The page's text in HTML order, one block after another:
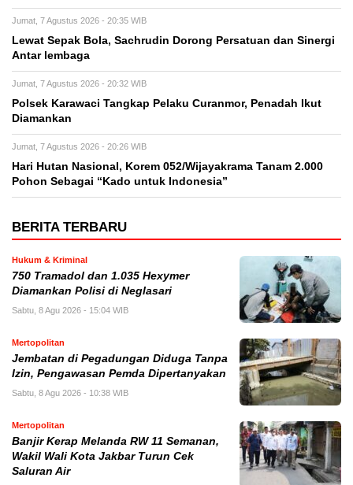
Jumat, 7 Agustus 2026 - 20:35 WIB
Lewat Sepak Bola, Sachrudin Dorong Persatuan dan Sinergi
Antar lembaga
Jumat, 7 Agustus 2026 - 20:32 WIB
Polsek Karawaci Tangkap Pelaku Curanmor, Penadah Ikut
Diamankan
Jumat, 7 Agustus 2026 - 20:26 WIB
Hari Hutan Nasional, Korem 052/Wijayakrama Tanam 2.000
Pohon Sebagai “Kado untuk Indonesia”
BERITA TERBARU
Hukum & Kriminal
750 Tramadol dan 1.035 Hexymer
Diamankan Polisi di Neglasari
Sabtu, 8 Agu 2026 - 15:04 WIB
Mertopolitan
Jembatan di Pegadungan Diduga Tanpa
Izin, Pengawasan Pemda Dipertanyakan
Sabtu, 8 Agu 2026 - 10:38 WIB
Mertopolitan
Banjir Kerap Melanda RW 11 Semanan,
Wakil Wali Kota Jakbar Turun Cek
Saluran Air